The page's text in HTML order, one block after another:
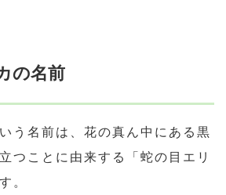
の名前
う名前は、花の真ん中にある黒
つことに由来する「蛇の目エリ
。